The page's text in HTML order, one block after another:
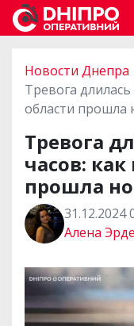
Новости Днепра
Тревога
области прошла
Тревога
часов:
прошла
31.12.2024
Алена